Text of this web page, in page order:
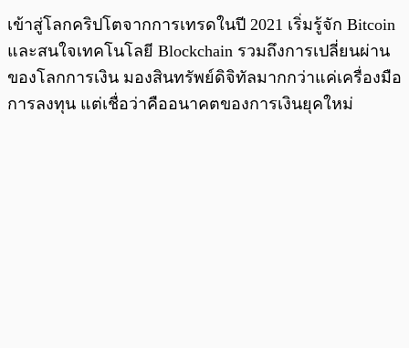
เข้าสู่โลกคริปโตจากการเทรดในปี 2021 เริ่มรู้จัก Bitcoin
และสนใจเทคโนโลยี Blockchain รวมถึงการเปลี่ยนผ่าน
ของโลกการเงิน มองสินทรัพย์ดิจิทัลมากกว่าแค่เครื่องมือ
การลงทุน แต่เชื่อว่าคืออนาคตของการเงินยุคใหม่